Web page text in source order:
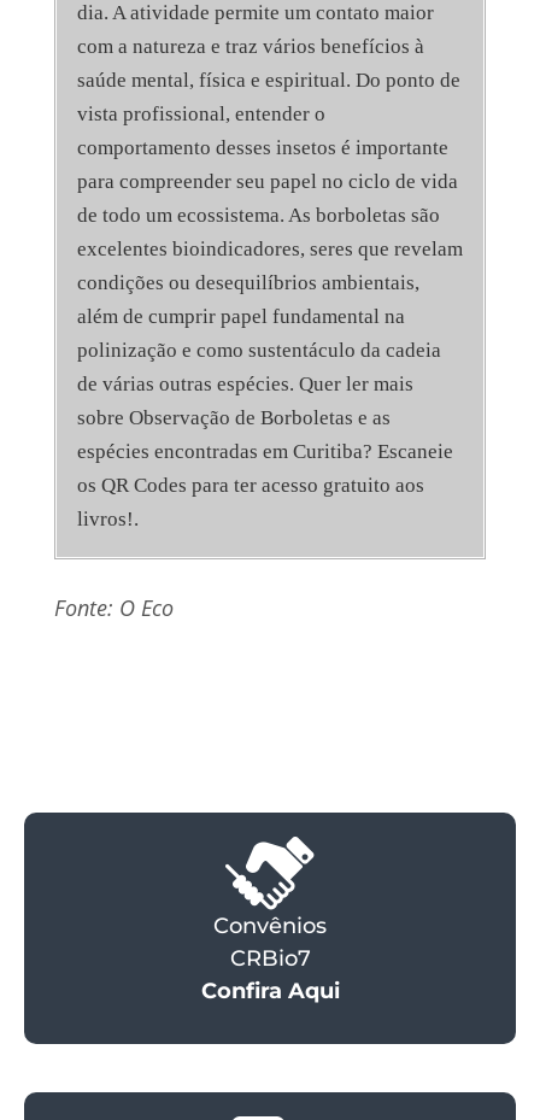
dia. A atividade permite um contato maior
com a natureza e traz vários benefícios à
saúde mental, física e espiritual. Do ponto de
vista profissional, entender o
comportamento desses insetos é importante
para compreender seu papel no ciclo de vida
de todo um ecossistema. As borboletas são
excelentes bioindicadores, seres que revelam
condições ou desequilíbrios ambientais,
além de cumprir papel fundamental na
polinização e como sustentáculo da cadeia
de várias outras espécies. Quer ler mais
sobre Observação de Borboletas e as
espécies encontradas em Curitiba? Escaneie
os QR Codes para ter acesso gratuito aos
livros!.
Fonte: O Eco
Convênios
CRBio7
Confira Aqui